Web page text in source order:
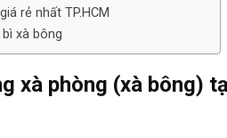
rẻ nhất TP.HCM
xà bông
xà phòng (xà bông)